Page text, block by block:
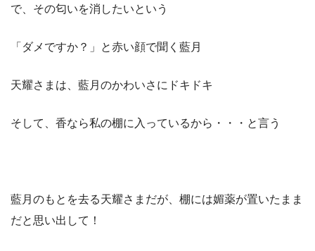
で、その匂いを消したいという
「ダメですか？」と赤い顔で聞く藍月
天耀さまは、藍月のかわいさにドキドキ
そして、香なら私の棚に入っているから・・・と言う
藍月のもとを去る天耀さまだが、棚には媚薬が置いたまま
だと思い出して！